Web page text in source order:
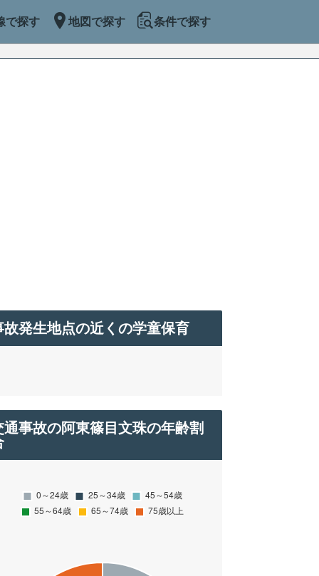
で探す 地図で探す 条件で探す
故発生地点の近くの学童保育
通事故の阿東篠目文珠の年齢割